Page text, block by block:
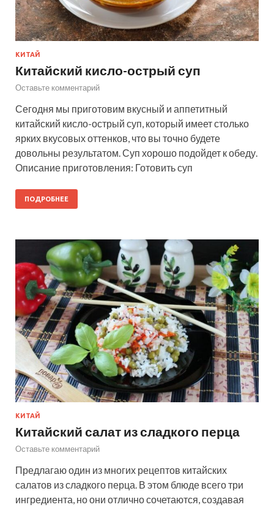
КИТАЙ
Китайский кисло-острый суп
Оставьте комментарий
Сегодня мы приготовим вкусный и аппетитный
китайский кисло-острый суп, который имеет столько
ярких вкусовых оттенков, что вы точно будете
довольны результатом. Суп хорошо подойдет к обеду.
Описание приготовления: Готовить суп
ПОДРОБНЕЕ
КИТАЙ
Китайский салат из сладкого перца
Оставьте комментарий
Предлагаю один из многих рецептов китайских
салатов из сладкого перца. В этом блюде всего три
ингредиента, но они отлично сочетаются, создавая